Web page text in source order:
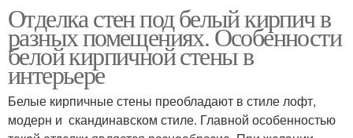
Отделка стен под белый кирпич в
разных помещениях. Особенности
белой кирпичной стены в
интерьере
Белые кирпичные стены преобладают в стиле лофт,
модерн и скандинавском стиле. Главной особенностью